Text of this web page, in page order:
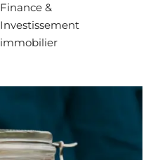
Finance &
Investissement
immobilier